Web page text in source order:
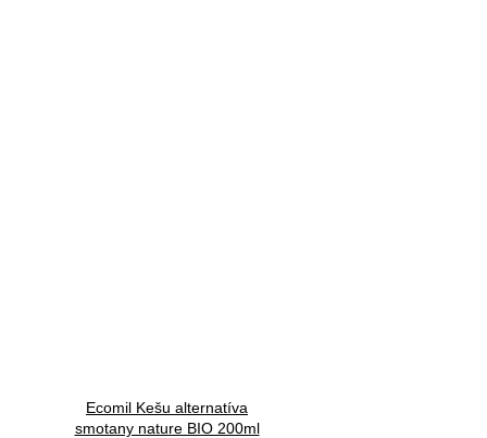
Ecomil Kešu alternatíva
smotany nature BIO 200ml